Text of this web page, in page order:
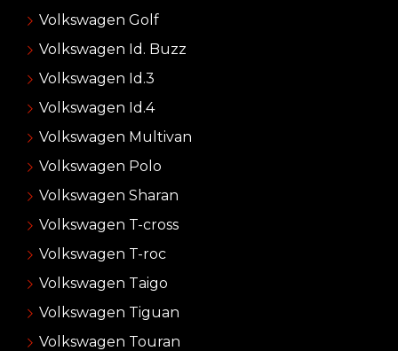
Volkswagen Golf
Volkswagen Id. Buzz
Volkswagen Id.3
Volkswagen Id.4
Volkswagen Multivan
Volkswagen Polo
Volkswagen Sharan
Volkswagen T-cross
Volkswagen T-roc
Volkswagen Taigo
Volkswagen Tiguan
Volkswagen Touran